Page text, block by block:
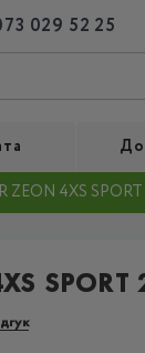
029 52 25
ZEON 4XS